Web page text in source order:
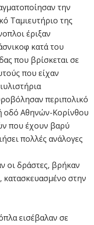
την
Ταμιευτήριο της
έριξαν
κατά του
που βρίσκεται σε
που είχαν
περιπολικό
οδό Αθηνών-Κορίνθου
που έχουν βαρύ
πολλές ανάλογες
οι δράστες, βρήκαν
κατασκευασμένο στην
εισέβαλαν σε